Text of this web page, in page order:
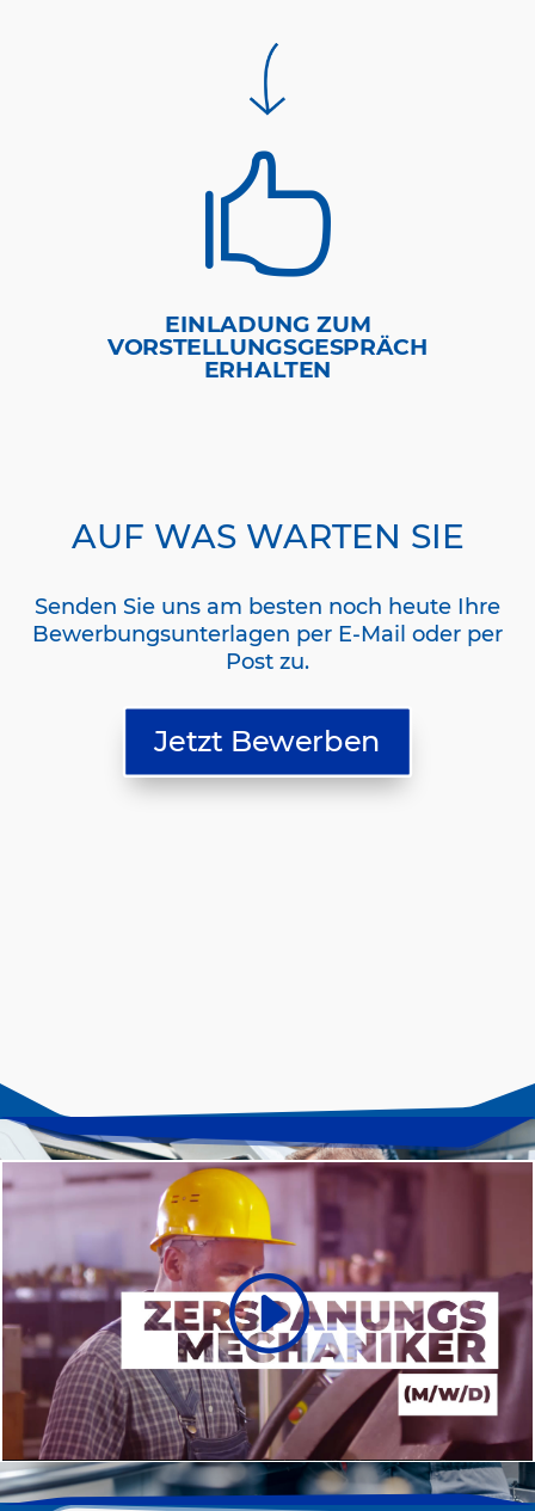

EINLADUNG ZUM
VORSTELLUNGSGESPRÄCH
ERHALTEN
AUF WAS WARTEN SIE
Senden Sie uns am besten noch heute Ihre
Bewerbungsunterlagen per E-Mail oder per
Post zu.
Jetzt Bewerben